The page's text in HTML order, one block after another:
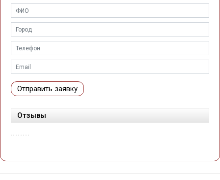
Отправить заявку
Отзывы